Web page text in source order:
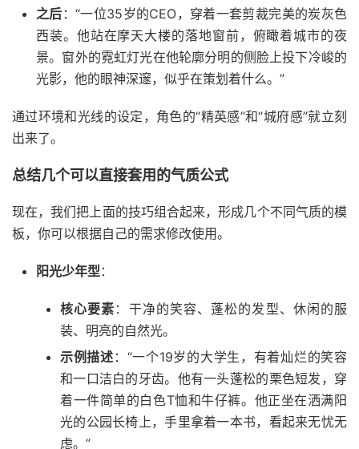
之后 ：“一位35岁的CEO，穿着一套剪裁完美的炭灰色
西装。他站在摩天大楼的落地窗前，俯瞰着城市的夜
景。窗外的霓虹灯光在他轮廓分明的侧脸上投下冷峻的
光影，他的眼神深邃，似乎在策划着什么。”
通过环境和光线的设定，角色的“精英感”和“城府感”就立刻
出来了。
总结几个可以直接套用的气质公式
现在，我们把上面的技巧组合起来，形成几个不同气质的模
板，你可以根据自己的需求修改使用。
阳光少年型：
核心要素 ：干净的笑容、蓬松的发型、休闲的服
装、明亮的自然光。
示例描述 ：“一个19岁的大学生，有着灿烂的笑容
和一口洁白的牙齿。他有一头蓬松的栗色短发，穿
着一件简单的白色T恤和牛仔裤。他正坐在洒满阳
光的公园长椅上，手里拿着一本书，看起来无忧无
虑。”